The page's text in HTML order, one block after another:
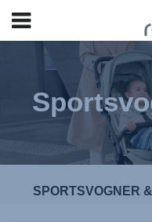
Hopp
hovedinnhold
SPORTSVOGNER